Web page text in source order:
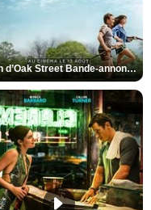
La fin d’Oak Street Bande-annonce VO STFR